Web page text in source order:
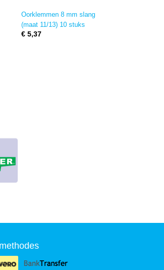
Oorklemmen 8 mm slang
(maat 11/13) 10 stuks
€ 5,37